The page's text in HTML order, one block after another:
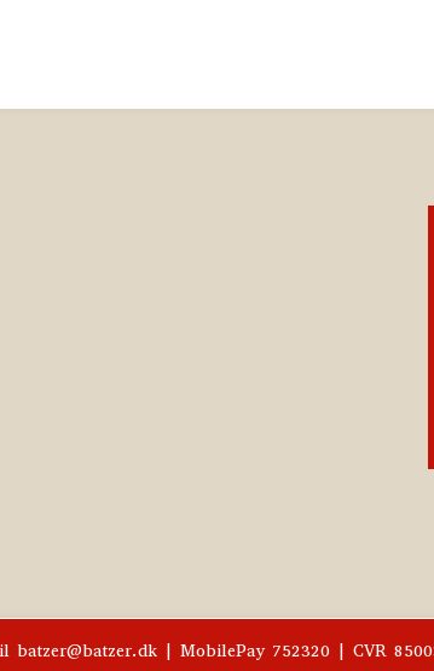
| MobilePay 752320 | CVR